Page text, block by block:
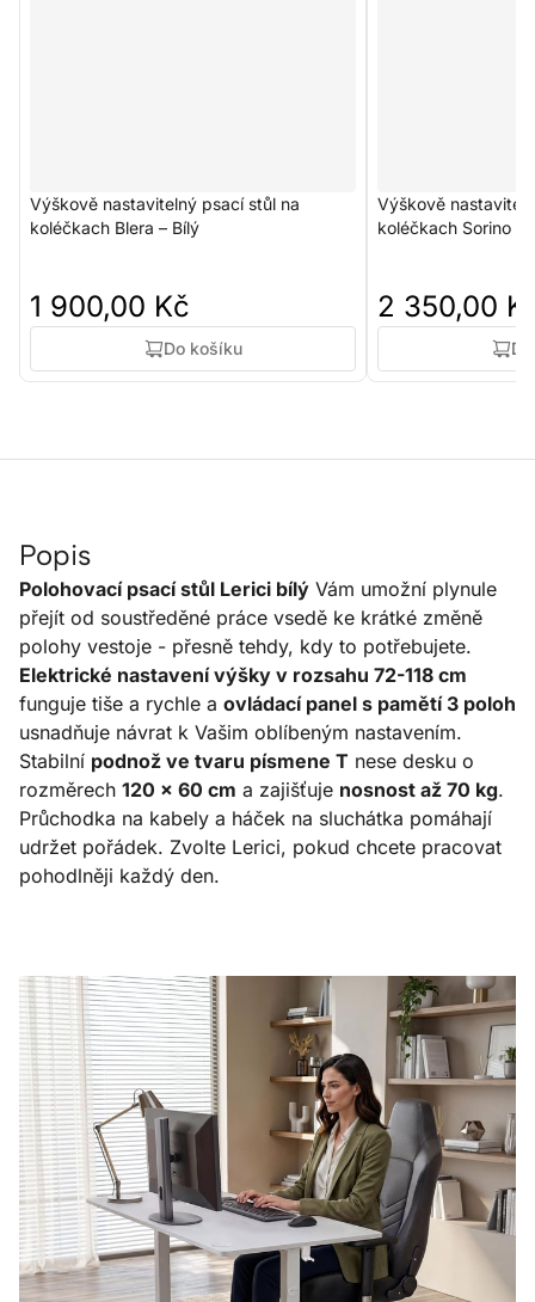
Výškově nastavitelný psací stůl na
koléčkach Blera – Bílý
1 900,00 Kč
Do košíku
Výškově
koléčkach Sorino –
2 350,00
Popis
Polohovací psací stůl Lerici bílý Vám umožní plynule
přejít od soustředěné práce vsedě ke krátké změně
polohy vestoje - přesně tehdy, kdy to potřebujete.
Elektrické nastavení výšky v rozsahu 72-118 cm
funguje tiše a rychle a ovládací panel s pamětí 3 poloh
usnadňuje návrat k Vašim oblíbeným nastavením.
Stabilní podnož ve tvaru písmene T nese desku o
rozměrech 120 × 60 cm a zajišťuje nosnost až 70 kg.
Průchodka na kabely a háček na sluchátka pomáhají
udržet pořádek. Zvolte Lerici, pokud chcete pracovat
pohodlněji každý den.